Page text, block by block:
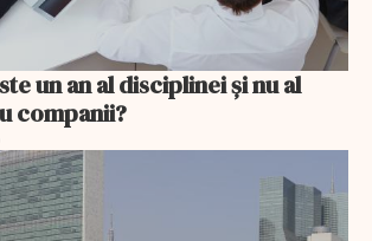
un an al disciplinei și nu al
companii?